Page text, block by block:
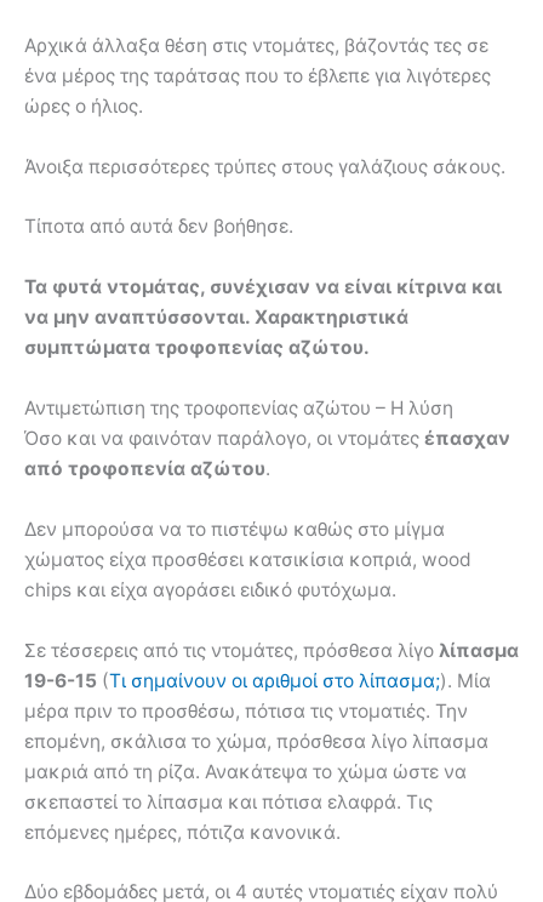
Αρχικά άλλαξα θέση στις ντομάτες, βάζοντάς τες σε
ένα μέρος της ταράτσας που το έβλεπε για λιγότερες
ώρες ο ήλιος.
Άνοιξα περισσότερες τρύπες στους γαλάζιους σάκους.
Τίποτα από αυτά δεν βοήθησε.
Τα φυτά ντομάτας, συνέχισαν να είναι κίτρινα και
να μην αναπτύσσονται. Χαρακτηριστικά
συμπτώματα τροφοπενίας αζώτου.
Αντιμετώπιση της τροφοπενίας αζώτου – Η λύση
Όσο και να φαινόταν παράλογο, οι ντομάτες έπασχαν
από τροφοπενία αζώτου.
Δεν μπορούσα να το πιστέψω καθώς στο μίγμα
χώματος είχα προσθέσει κατσικίσια κοπριά, wood
chips και είχα αγοράσει ειδικό φυτόχωμα.
Σε τέσσερεις από τις ντομάτες, πρόσθεσα λίγο λίπασμα
19-6-15 (Τι σημαίνουν οι αριθμοί στο λίπασμα;). Μία
μέρα πριν το προσθέσω, πότισα τις ντοματιές. Την
επομένη, σκάλισα το χώμα, πρόσθεσα λίγο λίπασμα
μακριά από τη ρίζα. Ανακάτεψα το χώμα ώστε να
σκεπαστεί το λίπασμα και πότισα ελαφρά. Τις
επόμενες ημέρες, πότιζα κανονικά.
Δύο εβδομάδες μετά, οι 4 αυτές ντοματιές είχαν πολύ